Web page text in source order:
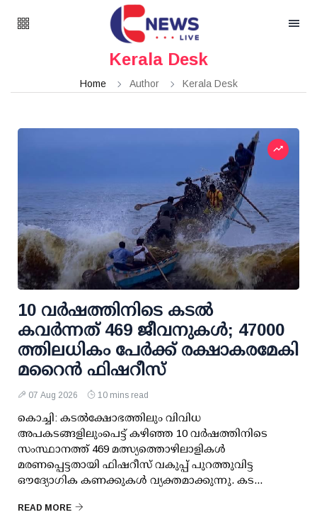
Kerala Desk
Home Author Kerala Desk
10 വര്‍ഷത്തിനിടെ കടല്‍
കവര്‍ന്നത് 469 ജീവനുകള്‍; 47000
ത്തിലധികം പേര്‍ക്ക് രക്ഷാകരമേകി
മറൈന്‍ ഫിഷറീസ്
07 Aug 2026 10 mins read
കൊച്ചി: കടല്‍ക്ഷോഭത്തിലും വിവിധ
അപകടങ്ങളിലുംപെട്ട് കഴിഞ്ഞ 10 വര്‍ഷത്തിനിടെ
സംസ്ഥാനത്ത് 469 മത്സ്യത്തൊഴിലാളികള്‍
മരണപ്പെട്ടതായി ഫിഷറീസ് വകുപ്പ് പുറത്തുവിട്ട
ഔദ്യോഗിക കണക്കുകള്‍ വ്യക്തമാക്കുന്നു. കട...
READ MORE